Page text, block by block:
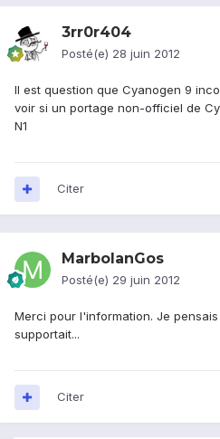
3rr0r404
Posté(e) 28 juin 2012
Il est question que Cyanogen 9
voir si un portage non-officiel de
N1
Citer
MarbolanGos
Posté(e) 29 juin 2012
Merci pour l'information. Je pensais
supportait...
Citer